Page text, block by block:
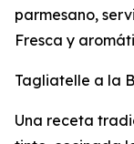
parmesano,
Fresca y
Tagliatelle a la
Una receta